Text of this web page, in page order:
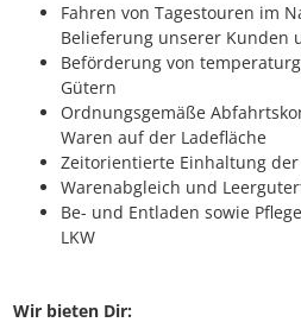
Fahren von Tagestouren im
Belieferung unserer Kunden
Beförderung von
Gütern
Ordnungsgemäße
Waren auf der Ladefläche
Zeitorientierte Einhaltung
Warenabgleich und
Be- und Entladen sowie
LKW
Wir bieten Dir: